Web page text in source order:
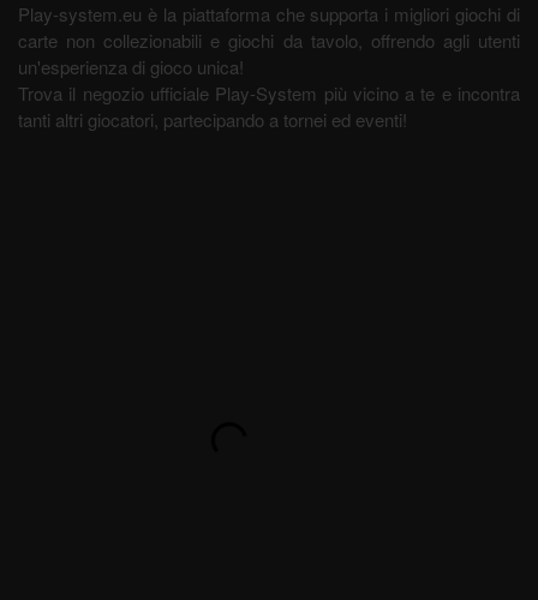
Play-system.eu è la piattaforma che supporta i migliori giochi di
carte non collezionabili e giochi da tavolo, offrendo agli utenti
un'esperienza di gioco unica!
Trova il negozio ufficiale Play-System più vicino a te e incontra
tanti altri giocatori, partecipando a tornei ed eventi!